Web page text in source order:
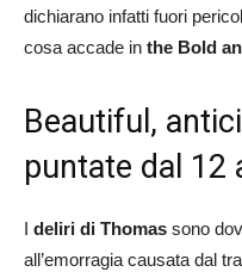
dichiarano infatti fuori
cosa accade in the Bold
Beautiful,
puntate dal 12
I deliri di Thomas sono
all’emorragia causata dal